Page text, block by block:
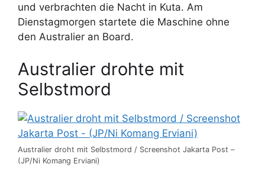
und verbrachten die Nacht in Kuta. Am
Dienstagmorgen startete die Maschine ohne
den Australier an Board.
Australier drohte mit
Selbstmord
Australier droht mit Selbstmord / Screenshot Jakarta Post –
(JP/Ni Komang Erviani)